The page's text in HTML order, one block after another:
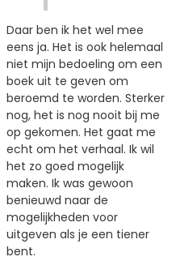
Daar ben ik het wel mee
eens ja. Het is ook helemaal
niet mijn bedoeling om een
boek uit te geven om
beroemd te worden. Sterker
nog, het is nog nooit bij me
op gekomen. Het gaat me
echt om het verhaal. Ik wil
het zo goed mogelijk
maken. Ik was gewoon
benieuwd naar de
mogelijkheden voor
uitgeven als je een tiener
bent.